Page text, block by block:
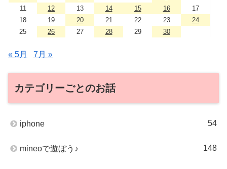
11
12 13 14 15 16
17
18
19 20 21 22 23
24
25
26 27 28 29 30
« 5月 7月 »
カテゴリーごとのお話
iphone 54
mineoで遊ぼう♪ 148